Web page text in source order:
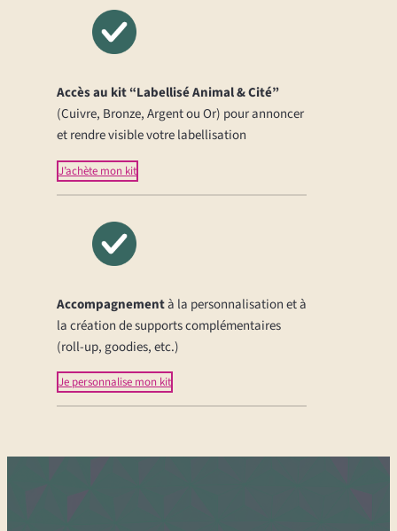
Accès au kit “Labellisé Animal & Cité”
(Cuivre, Bronze, Argent ou Or) pour annoncer
et rendre visible votre labellisation
J’achète mon kit
Accompagnementà la personnalisation et à
la création de supports complémentaires
(roll-up, goodies, etc.)
Je personnalise mon kit